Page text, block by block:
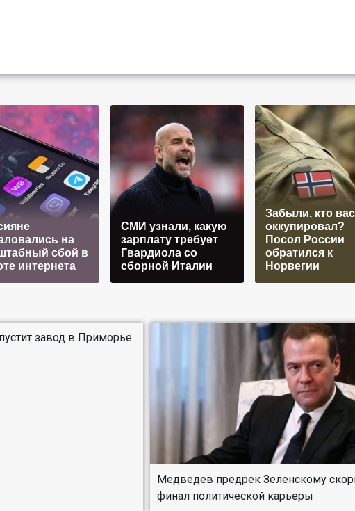
на
сбой в
интернета
СМИ узнали, какую
зарплату требует
Гвардиола со
сборной Италии
Забыли, кто вас
оккупировал?
Посол России
обратился к
Норвегии
завод в Приморье
Медведев предрек Зеленскому
финал политической карьеры